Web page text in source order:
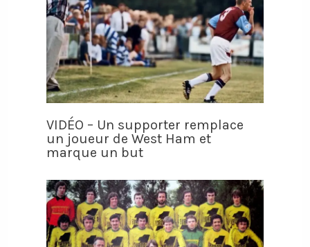
VIDÉO – Un supporter remplace
un joueur de West Ham et
marque un but